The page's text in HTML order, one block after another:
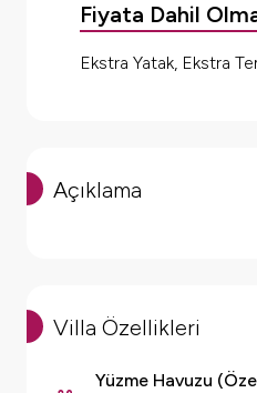
Fiyata Dahil
Ekstra Yatak, Ekstra
Açıklama
Villa Özellikleri
Yüzme Havuzu (